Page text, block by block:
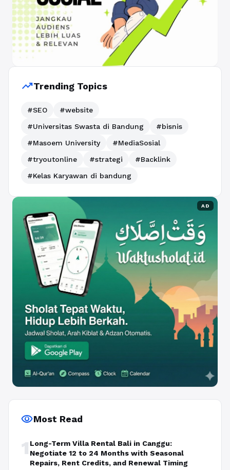
trending_upTrending Topics
#SEO
#website
#Universitas Swasta di Bandung
#bisnis
#Masoem University
#MediaSosial
#tryoutonline
#strategi
#Backlink
#Kelas Karyawan di bandung
AD
visibilityMost Read
1 Long-Term Villa Rental Bali in Canggu:
Negotiate 12 to 24 Months with Seasonal
Repairs, Rent Credits, and Renewal Timing